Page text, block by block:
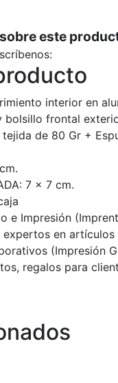
este
interior en
frontal
tejida de 80 Gr +
7 x 7 cm.
e Impresión
en
(Impresión
regalos para